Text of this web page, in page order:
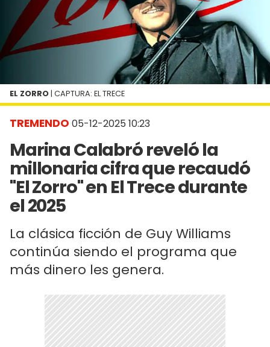
TREMENDO 05-12-2025 10:23
Marina Calabró reveló la
millonaria cifra que recaudó
"El Zorro" en El Trece durante
el 2025
La clásica ficción de Guy Williams
continúa siendo el programa que
más dinero les genera.
EL ZORRO | CAPTURA: EL TRECE